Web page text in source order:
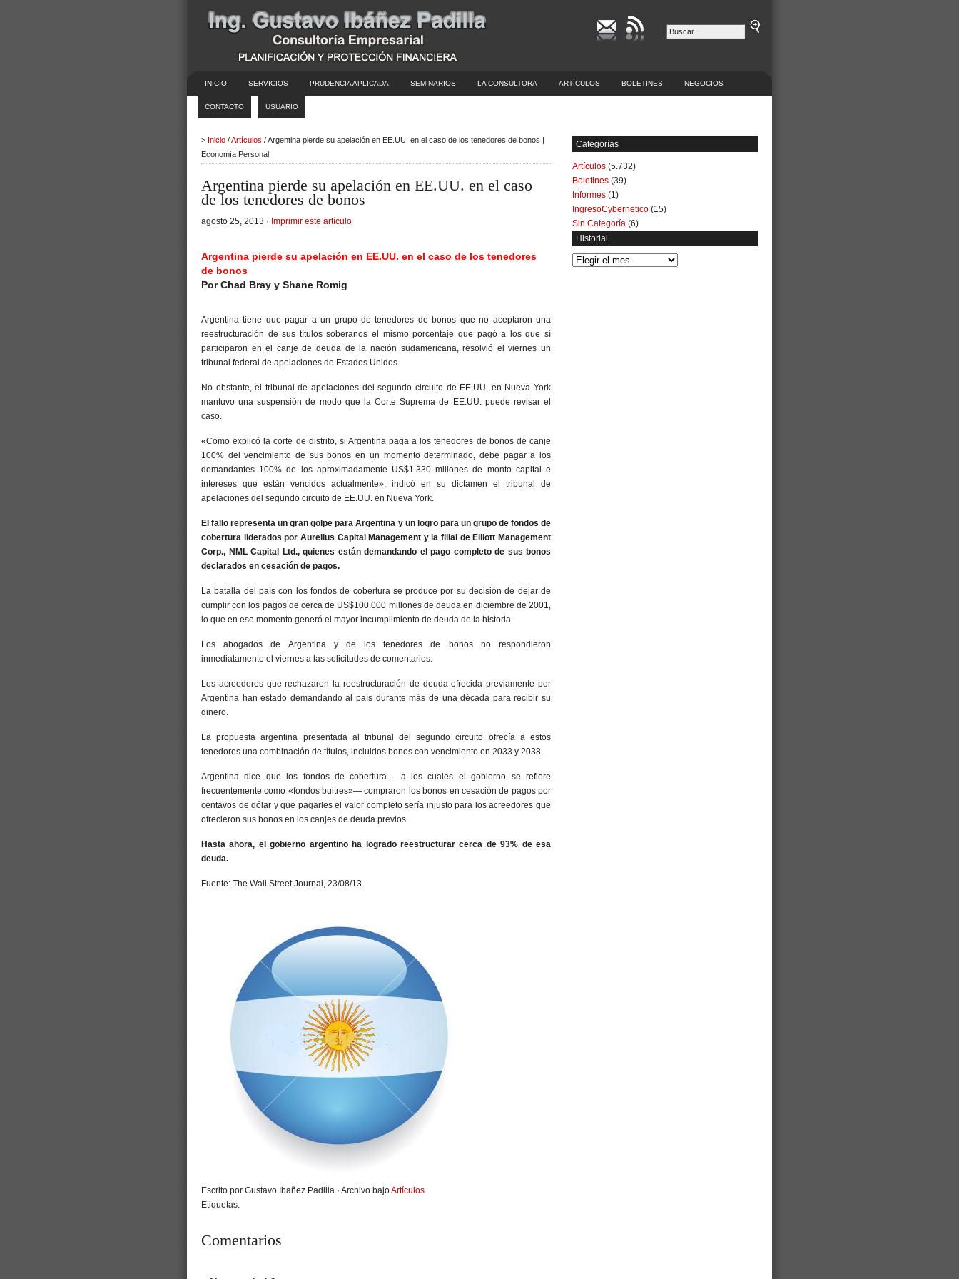
INICIO SERVICIOS PRUDENCIA APLICADA SEMINARIOS LA CONSULTORA ARTÍCULOS BOLETINES NEGOCIOS
CONTACTO USUARIO
> Inicio /Artículos / Argentina pierde su apelación en EE.UU. en el caso de los tenedores de bonos |
Economía Personal
Argentina pierde su apelación en EE.UU. en el caso
de los tenedores de bonos
agosto 25, 2013 · Imprimir este artículo
Argentina pierde su apelación en EE.UU. en el caso de los tenedores
de bonos
Por Chad Bray y Shane Romig
Argentina tiene que pagar a un grupo de tenedores de bonos que no aceptaron una
reestructuración de sus títulos soberanos el mismo porcentaje que pagó a los que sí
participaron en el canje de deuda de la nación sudamericana, resolvió el viernes un
tribunal federal de apelaciones de Estados Unidos.
No obstante, el tribunal de apelaciones del segundo circuito de EE.UU. en Nueva York
mantuvo una suspensión de modo que la Corte Suprema de EE.UU. puede revisar el
caso.
«Como explicó la corte de distrito, si Argentina paga a los tenedores de bonos de canje
100% del vencimiento de sus bonos en un momento determinado, debe pagar a los
demandantes 100% de los aproximadamente US$1.330 millones de monto capital e
intereses que están vencidos actualmente», indicó en su dictamen el tribunal de
apelaciones del segundo circuito de EE.UU. en Nueva York.
El fallo representa un gran golpe para Argentina y un logro para un grupo de fondos de
cobertura liderados por Aurelius Capital Management y la filial de Elliott Management
Corp., NML Capital Ltd., quienes están demandando el pago completo de sus bonos
declarados en cesación de pagos.
La batalla del país con los fondos de cobertura se produce por su decisión de dejar de
cumplir con los pagos de cerca de US$100.000 millones de deuda en diciembre de 2001,
lo que en ese momento generó el mayor incumplimiento de deuda de la historia.
Los abogados de Argentina y de los tenedores de bonos no respondieron
inmediatamente el viernes a las solicitudes de comentarios.
Los acreedores que rechazaron la reestructuración de deuda ofrecida previamente por
Argentina han estado demandando al país durante más de una década para recibir su
dinero.
La propuesta argentina presentada al tribunal del segundo circuito ofrecía a estos
tenedores una combinación de títulos, incluidos bonos con vencimiento en 2033 y 2038.
Argentina dice que los fondos de cobertura —a los cuales el gobierno se refiere
frecuentemente como «fondos buitres»— compraron los bonos en cesación de pagos por
centavos de dólar y que pagarles el valor completo sería injusto para los acreedores que
ofrecieron sus bonos en los canjes de deuda previos.
Hasta ahora, el gobierno argentino ha logrado reestructurar cerca de 93% de esa
deuda.
Fuente: The Wall Street Journal, 23/08/13.
Escrito por Gustavo Ibañez Padilla · Archivo bajoArtículos
Etiquetas:
Comentarios
Categorías
Artículos (5.732)
Boletines (39)
Informes (1)
IngresoCybernetico (15)
Sin Categoría (6)
Historial
Historial